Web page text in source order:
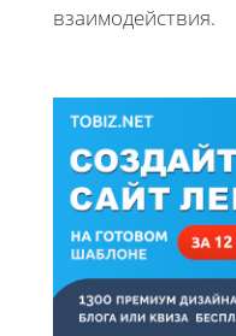
взаимодействия.